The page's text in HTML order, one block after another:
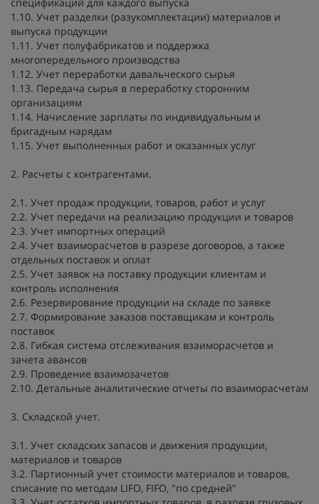
1.10. Учет разделки (разукомплектации) материалов и
выпуска продукции
1.11. Учет полуфабрикатов и поддержка
многопередельного производства
1.12. Учет переработки давальческого сырья
1.13. Передача сырья в переработку сторонним
организациям
1.14. Начисление зарплаты по индивидуальным и
бригадным нарядам
1.15. Учет выполненных работ и оказанных услуг
2. Расчеты с контрагентами.
2.1. Учет продаж продукции, товаров, работ и услуг
2.2. Учет передачи на реализацию продукции и товаров
2.3. Учет импортных операций
2.4. Учет взаиморасчетов в разрезе договоров, а также
отдельных поставок и оплат
2.5. Учет заявок на поставку продукции клиентам и
контроль исполнения
2.6. Резервирование продукции на складе по заявке
2.7. Формирование заказов поставщикам и контроль
поставок
2.8. Гибкая система отслеживания взаиморасчетов и
зачета авансов
2.9. Проведение взаимозачетов
2.10. Детальные аналитические отчеты по взаиморасчетам
3. Складской учет.
3.1. Учет складских запасов и движения продукции,
материалов и товаров
3.2. Партионный учет стоимости материалов и товаров,
списание по методам LIFO, FIFO, "по средней"